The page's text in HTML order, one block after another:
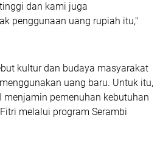
dan kami juga
penggunaan uang rupiah itu,"
kultur dan budaya masyarakat
uang baru. Untuk itu,
menjamin pemenuhan kebutuhan
melalui program Serambi